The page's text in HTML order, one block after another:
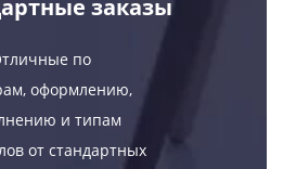
заказы
по
оформлению,
и типам
от стандартных